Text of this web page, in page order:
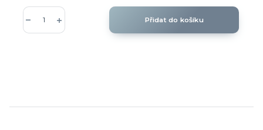
Přidat do košíku